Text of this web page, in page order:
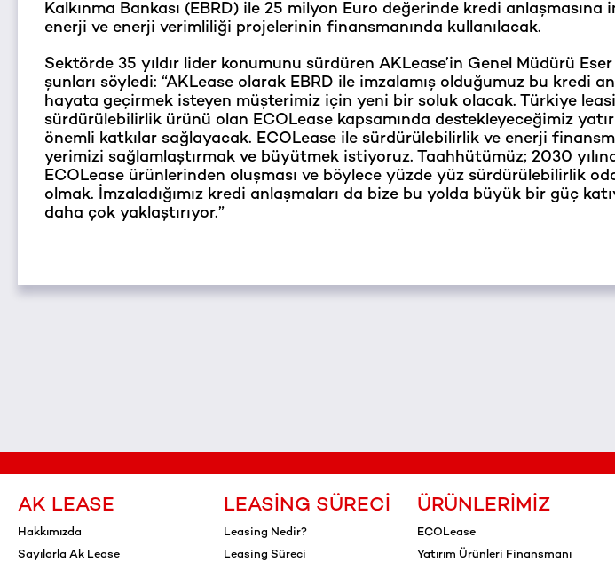
Kalkınma Bankası (EBRD) ile 25 milyon Euro değerinde kredi
enerji ve enerji verimliliği projelerinin finansmanında kullanılacak.
Sektörde 35 yıldır lider konumunu sürdüren AKLease’in Genel Müdürü
şunları söyledi: “AKLease olarak EBRD ile imzalamış olduğumuz bu kredi
hayata geçirmek isteyen müşterimiz için yeni bir soluk olacak. Türkiye
sürdürülebilirlik ürünü olan ECOLease kapsamında destekleyeceğimiz
önemli katkılar sağlayacak. ECOLease ile sürdürülebilirlik ve enerji
yerimizi sağlamlaştırmak ve büyütmek istiyoruz. Taahhütümüz; 2030
ECOLease ürünlerinden oluşması ve böylece yüzde yüz sürdürülebilirlik
olmak. İmzaladığımız kredi anlaşmaları da bize bu yolda büyük bir güç
daha çok yaklaştırıyor.”
AK LEASE
Hakkımızda
Sayılarla Ak Lease
LEASING SÜRECI
Leasing Nedir?
Leasing Süreci
ÜRÜNLERIMIZ
ECOLease
Yatırım Ürünleri Finansmanı